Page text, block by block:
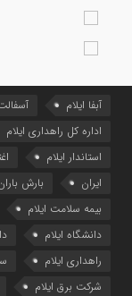
آبفا ایلام
اداره کل راهداری ایلام
استاندار ایلام
ایران
بارش
بیمه سلامت ایلام
دانشگاه ایلام
راهداری ایلام
شرکت برق ایلام